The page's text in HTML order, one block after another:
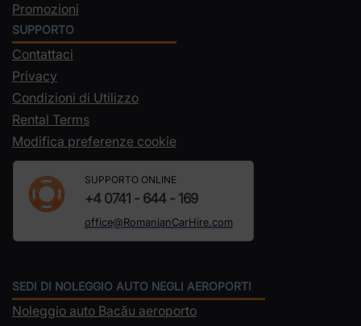
Promozioni
SUPPORTO
Contattaci
Privacy
Condizioni di Utilizzo
Rental Terms
Modifica preferenze cookie
SUPPORTO ONLINE
+4 0741 - 644 - 169
office@RomanianCarHire.com
SEDI DI NOLEGGIO AUTO NEGLI AEROPORTI
Noleggio auto Bacău aeroporto